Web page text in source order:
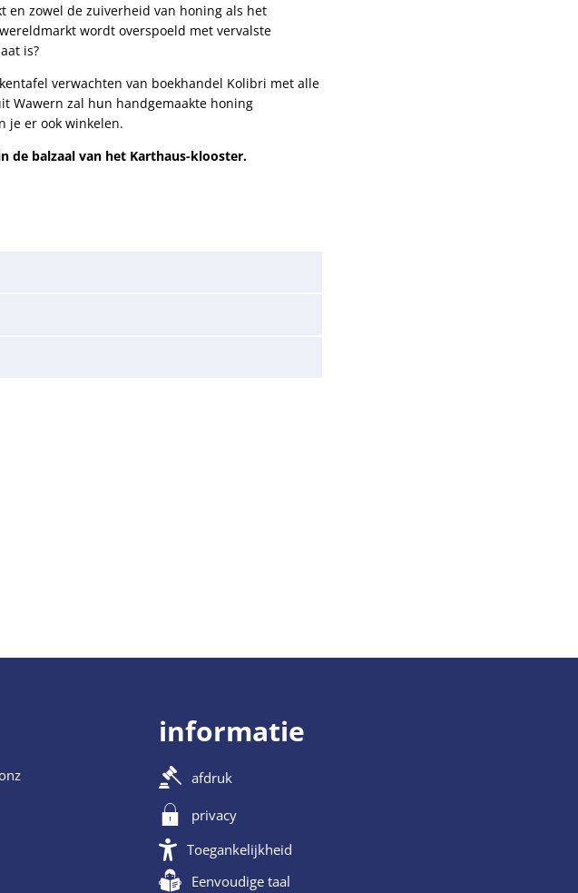
en zowel de zuiverheid van honing als het
wordt overspoeld met vervalste
is?
verwachten van boekhandel Kolibri met alle
Wawern zal hun handgemaakte honing
je er ook winkelen.
de balzaal van het Karthaus-klooster.
informatie
afdruk
privacy
Toegankelijkheid
Eenvoudige taal